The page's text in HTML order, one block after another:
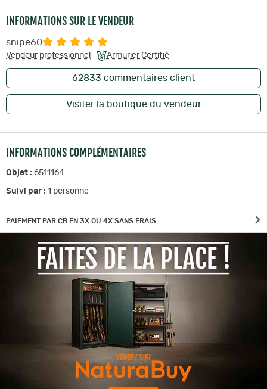
INFORMATIONS SUR LE VENDEUR
snipe60
Vendeur professionnel Armurier Certifié
62833 commentaires client
Visiter la boutique du vendeur
INFORMATIONS COMPLÉMENTAIRES
Objet : 6511164
Suivi par : 1 personne
PAIEMENT PAR CB EN 3X OU 4X SANS FRAIS